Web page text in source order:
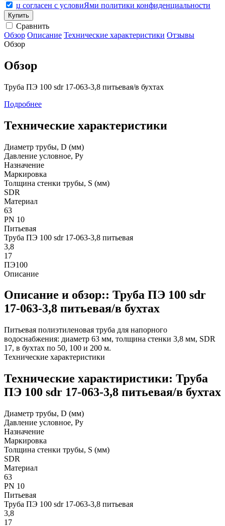
џ согласен с условиЯми политики конфиденциальности
Сравнить
Обзор Описание Технические характеристики Отзывы
Обзор
Обзор
Труба ПЭ 100 sdr 17-063-3,8 питьевая/в бухтах
Подробнее
Технические характеристики
Диаметр трубы, D (мм)
Давление условное, Ру
Назначение
Маркировка
Толщина стенки трубы, S (мм)
SDR
Материал
63
PN 10
Питьевая
Труба ПЭ 100 sdr 17-063-3,8 питьевая
3,8
17
ПЭ100
Описание
Описание и обзор:: Труба ПЭ 100 sdr
17-063-3,8 питьевая/в бухтах
Питьевая полиэтиленовая труба для напорного
водоснабжения: диаметр 63 мм, толщина стенки 3,8 мм, SDR
17, в бухтах по 50, 100 и 200 м.
Технические характеристики
Технические характиристики: Труба
ПЭ 100 sdr 17-063-3,8 питьевая/в бухтах
Диаметр трубы, D (мм)
Давление условное, Ру
Назначение
Маркировка
Толщина стенки трубы, S (мм)
SDR
Материал
63
PN 10
Питьевая
Труба ПЭ 100 sdr 17-063-3,8 питьевая
3,8
17